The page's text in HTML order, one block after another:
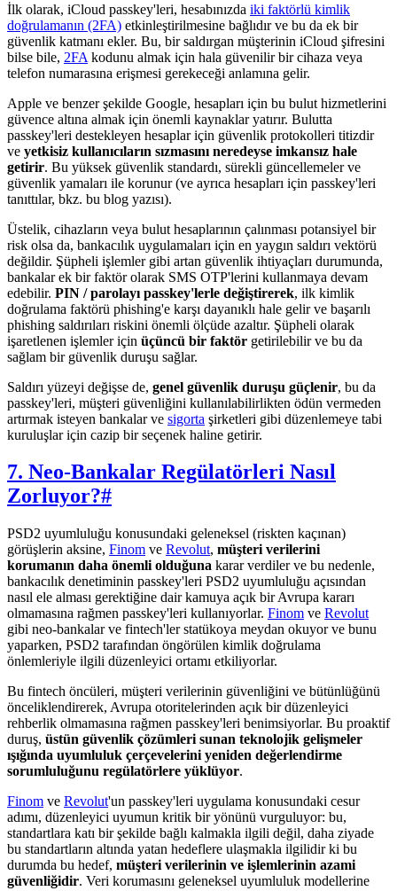
İlk olarak, iCloud passkey'leri, hesabınızda iki faktörlü kimlik
doğrulamanın (2FA) etkinleştirilmesine bağlıdır ve bu da ek bir
güvenlik katmanı ekler. Bu, bir saldırgan müşterinin iCloud şifresini
bilse bile, 2FA kodunu almak için hala güvenilir bir cihaza veya
telefon numarasına erişmesi gerekeceği anlamına gelir.
Apple ve benzer şekilde Google, hesapları için bu bulut hizmetlerini
güvence altına almak için önemli kaynaklar yatırır. Bulutta
passkey'leri destekleyen hesaplar için güvenlik protokolleri titizdir
ve yetkisiz kullanıcıların sızmasını neredeyse imkansız hale
getirir. Bu yüksek güvenlik standardı, sürekli güncellemeler ve
güvenlik yamaları ile korunur (ve ayrıca hesapları için passkey'leri
tanıttılar, bkz. bu blog yazısı).
Üstelik, cihazların veya bulut hesaplarının çalınması potansiyel bir
risk olsa da, bankacılık uygulamaları için en yaygın saldırı vektörü
değildir. Şüpheli işlemler gibi artan güvenlik ihtiyaçları durumunda,
bankalar ek bir faktör olarak SMS OTP'lerini kullanmaya devam
edebilir. PIN / parolayı passkey'lerle değiştirerek, ilk kimlik
doğrulama faktörü phishing'e karşı dayanıklı hale gelir ve başarılı
phishing saldırıları riskini önemli ölçüde azaltır. Şüpheli olarak
işaretlenen işlemler için üçüncü bir faktör getirilebilir ve bu da
sağlam bir güvenlik duruşu sağlar.
Saldırı yüzeyi değişse de, genel güvenlik duruşu güçlenir, bu da
passkey'leri, müşteri güvenliğini kullanılabilirlikten ödün vermeden
artırmak isteyen bankalar ve sigorta şirketleri gibi düzenlemeye tabi
kuruluşlar için cazip bir seçenek haline getirir.
7. Neo-Bankalar Regülatörleri Nasıl
Zorluyor?#
PSD2 uyumluluğu konusundaki geleneksel (riskten kaçınan)
görüşlerin aksine, Finom ve Revolut, müşteri verilerini
korumanın daha önemli olduğuna karar verdiler ve bu nedenle,
bankacılık denetiminin passkey'leri PSD2 uyumluluğu açısından
nasıl ele alması gerektiğine dair kamuya açık bir Avrupa kararı
olmamasına rağmen passkey'leri kullanıyorlar. Finom ve Revolut
gibi neo-bankalar ve fintech'ler statükoya meydan okuyor ve bunu
yaparken, PSD2 tarafından öngörülen kimlik doğrulama
önlemleriyle ilgili düzenleyici ortamı etkiliyorlar.
Bu fintech öncüleri, müşteri verilerinin güvenliğini ve bütünlüğünü
önceliklendirerek, Avrupa otoritelerinden açık bir düzenleyici
rehberlik olmamasına rağmen passkey'leri benimsiyorlar. Bu proaktif
duruş, üstün güvenlik çözümleri sunan teknolojik gelişmeler
ışığında uyumluluk çerçevelerini yeniden değerlendirme
sorumluluğunu regülatörlere yüklüyor.
Finom ve Revolut'un passkey'leri uygulama konusundaki cesur
adımı, düzenleyici uyumun kritik bir yönünü vurguluyor: bu,
standartlara katı bir şekilde bağlı kalmakla ilgili değil, daha ziyade
bu standartların altında yatan hedeflere ulaşmakla ilgilidir ki bu
durumda bu hedef, müşteri verilerinin ve işlemlerinin azami
güvenliğidir. Veri korumasını geleneksel uyumluluk modellerine